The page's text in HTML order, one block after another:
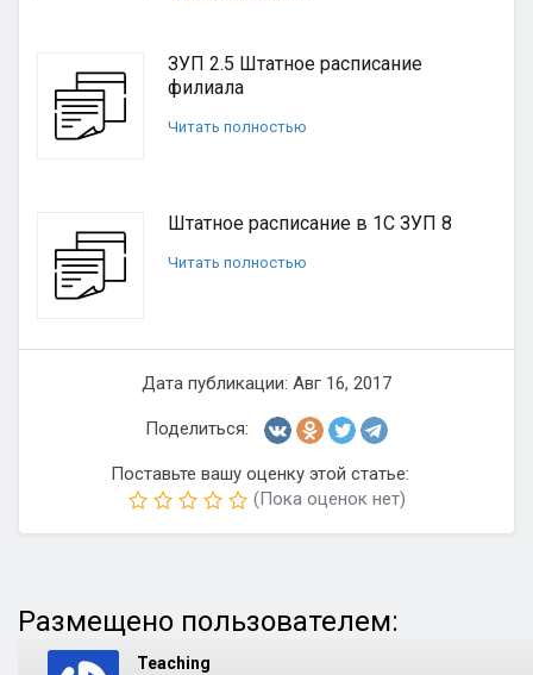
ЗУП 2.5 Штатное расписание
филиала
Читать полностью
Штатное расписание в 1С ЗУП 8
Читать полностью
Дата публикации: Авг 16, 2017
Поделиться:
Поставьте вашу оценку этой статье:
(Пока оценок нет)
Размещено пользователем:
Teaching